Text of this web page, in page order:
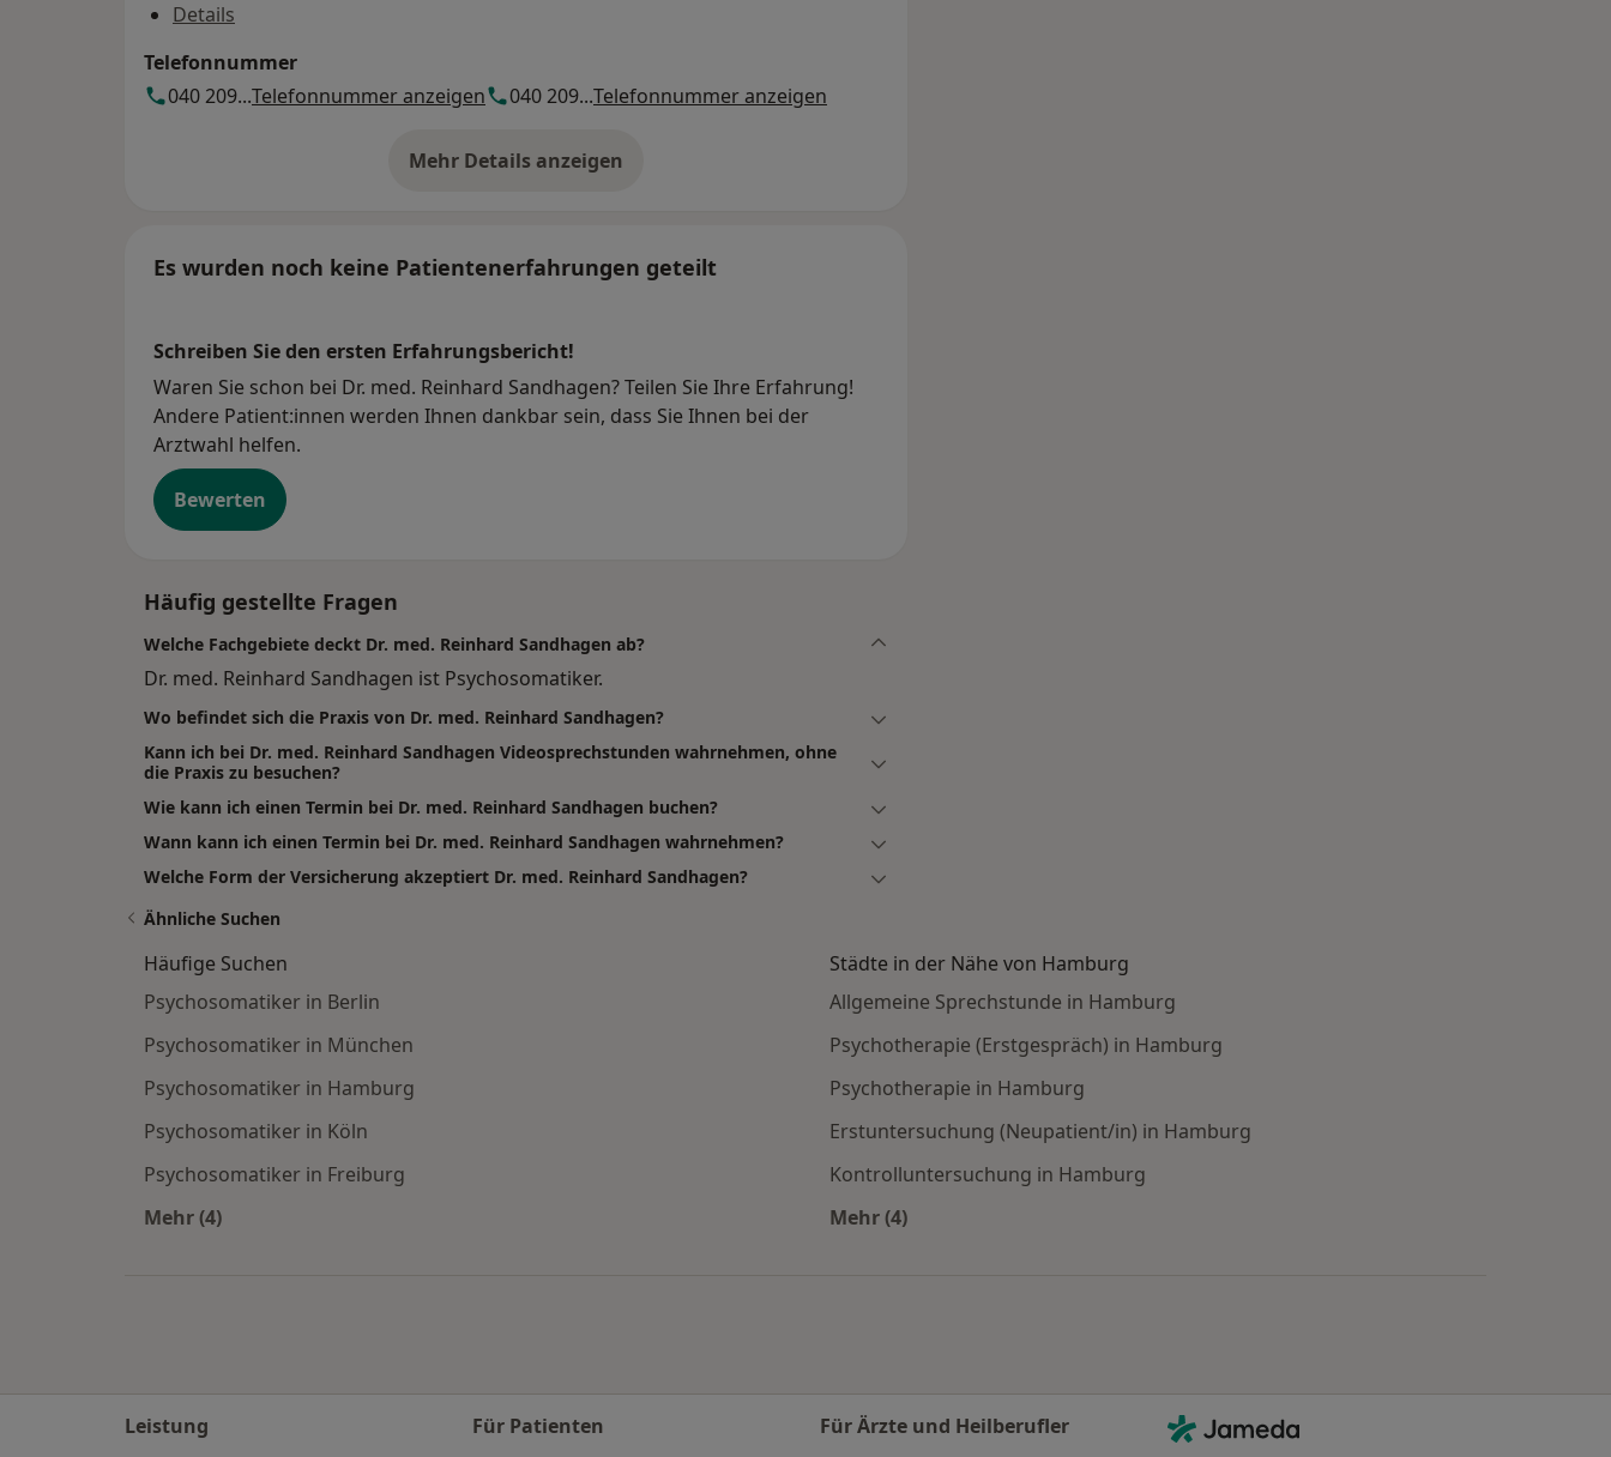
Details
Telefonnummer
040 209...Telefonnummer anzeigen 040 209...Telefonnummer anzeigen
Mehr Details anzeigen
über die Adresse
Es wurden noch keine Patientenerfahrungen geteilt
Schreiben Sie den ersten Erfahrungsbericht!
Waren Sie schon bei Dr. med. Reinhard Sandhagen? Teilen Sie Ihre Erfahrung!
Andere Patient:innen werden Ihnen dankbar sein, dass Sie Ihnen bei der
Arztwahl helfen.
Bewerten
Häufig gestellte Fragen
Welche Fachgebiete deckt Dr. med. Reinhard Sandhagen ab?
Dr. med. Reinhard Sandhagen ist Psychosomatiker.
Wo befindet sich die Praxis von Dr. med. Reinhard Sandhagen?
Kann ich bei Dr. med. Reinhard Sandhagen Videosprechstunden wahrnehmen, ohne
die Praxis zu besuchen?
Wie kann ich einen Termin bei Dr. med. Reinhard Sandhagen buchen?
Wann kann ich einen Termin bei Dr. med. Reinhard Sandhagen wahrnehmen?
Welche Form der Versicherung akzeptiert Dr. med. Reinhard Sandhagen?
Ähnliche Suchen
Häufige Suchen
Psychosomatiker in Berlin
Psychosomatiker in München
Psychosomatiker in Hamburg
Psychosomatiker in Köln
Psychosomatiker in Freiburg
Mehr (4)
Städte in der Nähe von Hamburg
Allgemeine Sprechstunde in Hamburg
Psychotherapie (Erstgespräch) in Hamburg
Psychotherapie in Hamburg
Erstuntersuchung (Neupatient/in) in Hamburg
Kontrolluntersuchung in Hamburg
Mehr (4)
Leistung
Für Patienten
Für Ärzte und Heilberufler
Kontakt
Jameda - Startseite